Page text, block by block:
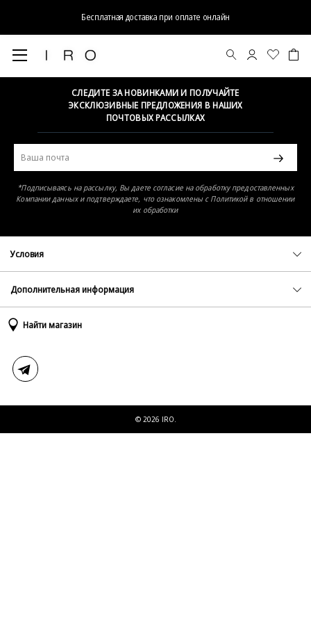
Бесплатная доставка при оплате онлайн
Элемент не найден
СЛЕДИТЕ ЗА НОВИНКАМИ И ПОЛУЧАЙТЕ
ЭКСКЛЮЗИВНЫЕ ПРЕДЛОЖЕНИЯ В НАШИХ
ПОЧТОВЫХ РАССЫЛКАХ
*Подписываясь на рассылку, Вы даете согласие на обработку предоставленных
Компании данных и подтверждаете, что ознакомлены с Политикой в отношении
их обработки
Условия
Политика конфиденциальности
Оферта
Дополнительная информация
Доставка и оплата
Таблица размеров
Найти магазин
© 2026 IRO.